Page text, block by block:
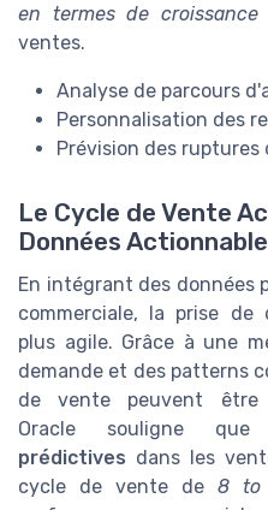
en termes de croissance
ventes.
Analyse de parcours
Personnalisation des
Prévision des ruptures
Le Cycle de Vente
Données
En intégrant des données
commerciale, la prise de
plus agile. Grâce à une
demande et des patterns
de vente peuvent être
Oracle souligne que
prédictives dans les
cycle de vente de 8 to